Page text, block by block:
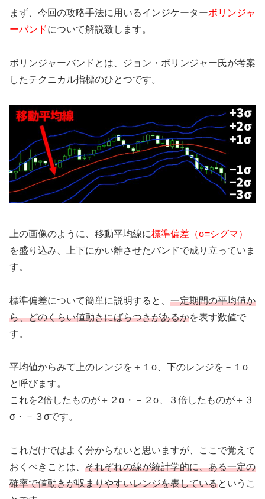
まず、今回の攻略手法に用いるインジケーターボリンジャ
ーバンドについて解説致します。
ボリンジャーバンドとは、ジョン・ボリンジャー氏が考案
したテクニカル指標のひとつです。
上の画像のように、移動平均線に標準偏差（σ=シグマ）
を盛り込み、上下にかい離させたバンドで成り立っていま
す。
標準偏差について簡単に説明すると、 一定期間の平均値か
ら、どのくらい値動きにばらつきがあるかを表す数値で
す。
平均値からみて上のレンジを＋１σ、下のレンジを－１σ
と呼びます。
これを2倍したものが＋２σ・－２σ、３倍したものが＋３
σ・－３σです。
これだけではよく分からないと思いますが、ここで覚えて
おくべきことは、 それぞれの線が統計学的に、ある一定の
確率で値動きが収まりやすいレンジを表しているというこ